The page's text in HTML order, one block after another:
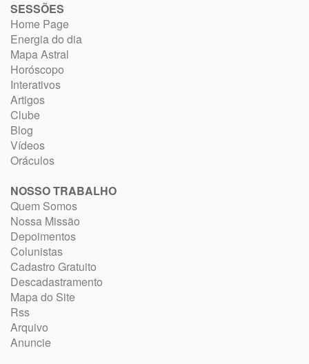
SESSÕES
Home Page
Energia do dia
Mapa Astral
Horóscopo
Interativos
Artigos
Clube
Blog
Vídeos
Oráculos
NOSSO TRABALHO
Quem Somos
Nossa Missão
Depoimentos
Colunistas
Cadastro Gratuito
Descadastramento
Mapa do Site
Rss
Arquivo
Anuncie